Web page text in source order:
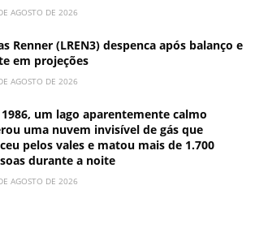
AGOSTO DE 2026
Renner (LREN3) despenca após balanço e
em projeções
AGOSTO DE 2026
1986, um lago aparentemente calmo
uma nuvem invisível de gás que
pelos vales e matou mais de 1.700
durante a noite
AGOSTO DE 2026